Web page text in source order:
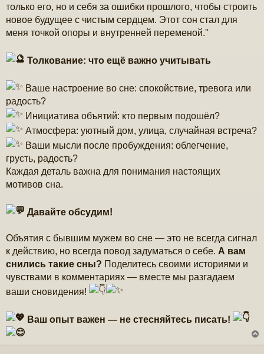
только его, но и себя за ошибки прошлого, чтобы строить
новое будущее с чистым сердцем. Этот сон стал для
меня точкой опоры и внутренней переменой.''
Толкование: что ещё важно учитывать
Ваше настроение во сне: спокойствие, тревога или
радость?
Инициатива объятий: кто первым подошёл?
Атмосфера: уютный дом, улица, случайная встреча?
Ваши мысли после пробуждения: облегчение,
грусть, радость?
Каждая деталь важна для понимания настоящих
мотивов сна.
Давайте обсудим!
Объятия с бывшим мужем во сне — это не всегда сигнал
к действию, но всегда повод задуматься о себе. А вам
снились такие сны? Поделитесь своими историями и
чувствами в комментариях — вместе мы разгадаем
ваши сновидения!
Ваш опыт важен — не стесняйтесь писать!